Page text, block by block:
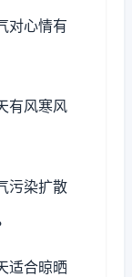
对心情有
有风寒风
污染扩散
适合晾晒